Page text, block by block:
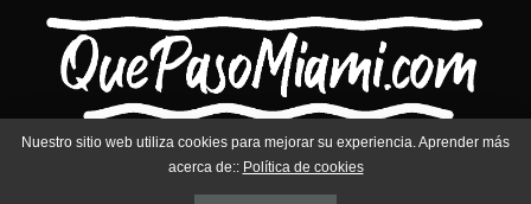
Contact us
Política de privacidad
Términos y Condiciones
Nuestro sitio web utiliza cookies para mejorar su experiencia. Aprender más
acerca de:: Política de cookies